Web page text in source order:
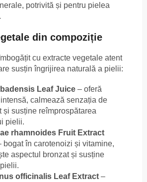
potrivită și pentru pielea
din compoziție
cu extracte vegetale atent
susțin îngrijirea naturală a pielii:
Leaf Juice – oferă
calmează senzația de
și susține reîmprospătarea
pielii.
rhamnoides Fruit Extract
bogat în carotenoizi și vitamine,
aspectul bronzat și susține
officinalis Leaf Extract –